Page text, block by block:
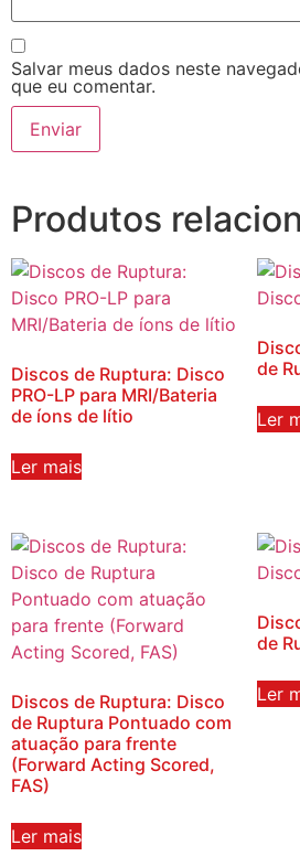
Salvar meus dados neste
que eu comentar.
Produtos
Discos de Ruptura: Disco
PRO-LP para MRI/Bateria
de íons de lítio
Ler mais
de
Ler
Discos de Ruptura: Disco
de Ruptura Pontuado com
atuação para frente
(Forward Acting Scored,
FAS)
Ler mais
de
Ler